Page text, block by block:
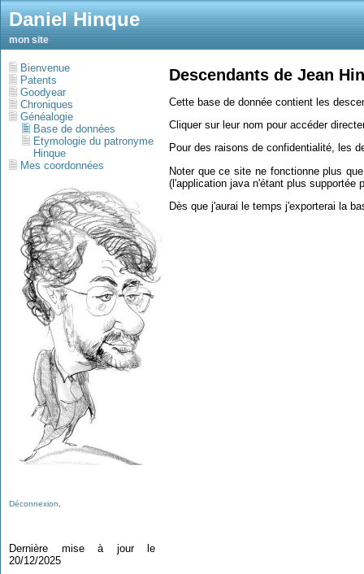
Daniel Hinque
mon site
Bienvenue
Patents
Goodyear
Chroniques
Généalogie
Base de données
Etymologie du patronyme
Hinque
Mes coordonnées
Déconnexion
Dernière mise à jour le
20/12/2025
Descendants de Jean
Cette base de donnée contient les
Cliquer sur leur nom pour accéder
Pour des raisons de confidentialité, les
Noter que ce site ne fonctionne plus
(l'application java n'étant plus supportée
Dès que j'aurai le temps j'exporterai la